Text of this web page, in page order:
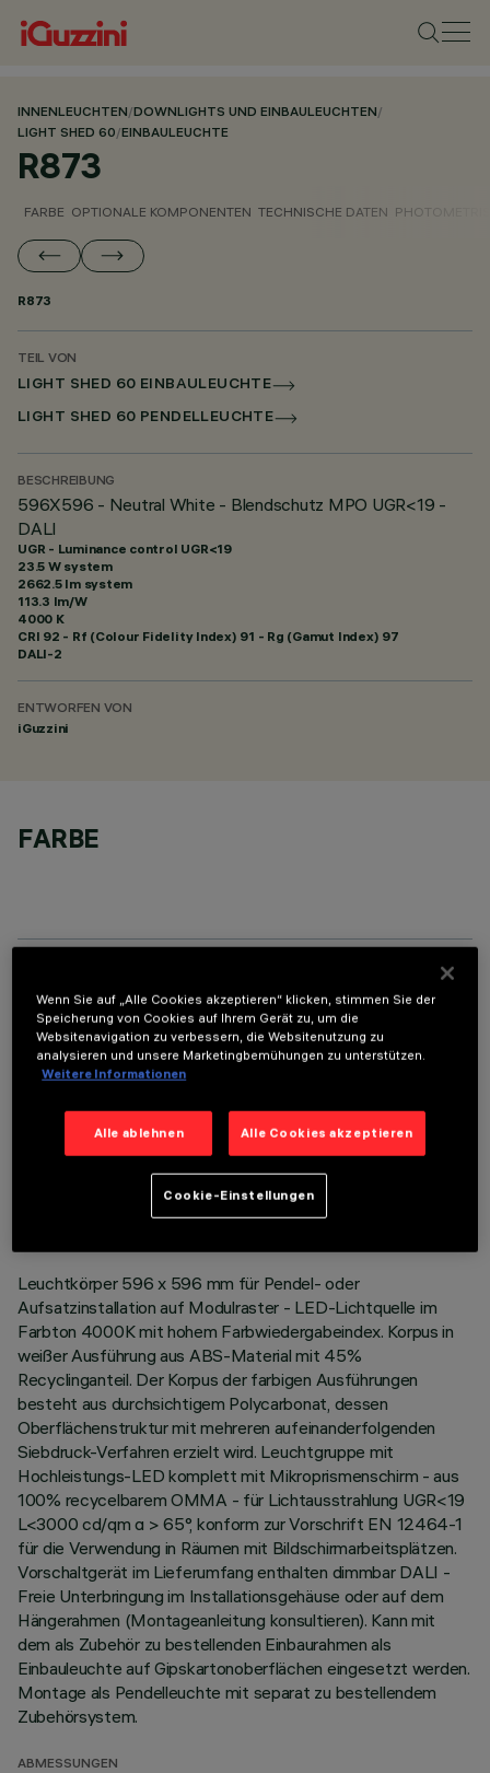
INNENLEUCHTEN/DOWNLIGHTS UND EINBAULEUCHTEN/
LIGHT SHED 60/EINBAULEUCHTE
R873
FARBE OPTIONALE KOMPONENTEN TECHNISCHE DATEN
R873
TEIL VON
LIGHT SHED 60 EINBAULEUCHTE
LIGHT SHED 60 PENDELLEUCHTE
BESCHREIBUNG
596X596 - Neutral White - Blendschutz MPO UGR<19 -
DALI
UGR - Luminance control UGR<19
23.5 W system
2662.5 lm system
113.3 lm/W
4000 K
CRI 92 - Rf (Colour Fidelity Index) 91 - Rg (Gamut Index) 97
DALI-2
ENTWORFEN VON
iGuzzini
FARBE
OPTIONALE KOMPONENTEN
TECHNISCHE DATEN
LETZTES UPDATE: 06.08.2026
Leuchtkörper 596 x 596 mm für Pendel- oder
Aufsatzinstallation auf Modulraster - LED-Lichtquelle im
Farbton 4000K mit hohem Farbwiedergabeindex. Korpus in
weißer Ausführung aus ABS-Material mit 45%
Recyclinganteil. Der Korpus der farbigen Ausführungen
besteht aus durchsichtigem Polycarbonat, dessen
Oberflächenstruktur mit mehreren aufeinanderfolgenden
Siebdruck-Verfahren erzielt wird. Leuchtgruppe mit
Hochleistungs-LED komplett mit Mikroprismenschirm - aus
100% recycelbarem OMMA - für Lichtausstrahlung UGR<19
L<3000 cd/qm α > 65°, konform zur Vorschrift EN 12464-1
für die Verwendung in Räumen mit Bildschirmarbeitsplätzen.
Vorschaltgerät im Lieferumfang enthalten dimmbar DALI -
Freie Unterbringung im Installationsgehäuse oder auf dem
Hängerahmen (Montageanleitung konsultieren). Kann mit
dem als Zubehör zu bestellenden Einbaurahmen als
Einbauleuchte auf Gipskartonoberflächen eingesetzt werden.
Montage als Pendelleuchte mit separat zu bestellendem
Zubehörsystem.
ABMESSUNGEN
Wenn Sie auf „Alle Cookies akzeptieren“ klicken, stimmen Sie der
Speicherung von Cookies auf Ihrem Gerät zu, um die
Websitenavigation zu verbessern, die Websitenutzung zu
analysieren und unsere Marketingbemühungen zu unterstützen.
Weitere Informationen
Alle ablehnen Alle Cookies akzeptieren
Cookie-Einstellungen